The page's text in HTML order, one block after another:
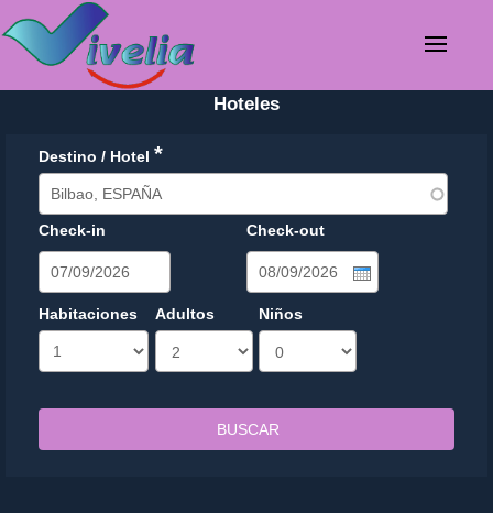
Hoteles
Destino / Hotel *
Check-in
Date
Check-out
Date
Habitaciones Adultos Niños